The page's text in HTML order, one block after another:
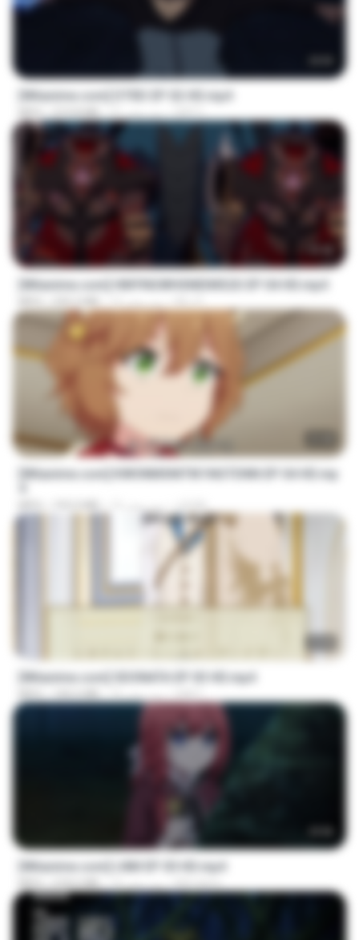
[Witanime.com] DTRD EP 02 HD.mp4
319.8 MB 21 روز پیش DRTY
[Witanime.com] HMYNGWHSNIDMS2S EP 04 HD.mp4
235.5 MB 12 روز پیش KILJY
[Witanime.com] KWONMSNITIK1NGTDNN EP 04 HD.mp
12 روز پیش
[Witanime.com] SDONATA EP 03 HD.mp4
MP4 140.6 MB 16 روز پیش GRET
[Witanime.com] LNM EP 05 HD.mp4
MP4 218.6 MB 14 روز پیش MUrabito